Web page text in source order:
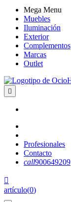
Mega Menu
Muebles
Iluminación
Exterior
Complementos
Marcas
Outlet

Profesionales
Contacto
call900649209

artículo(0)